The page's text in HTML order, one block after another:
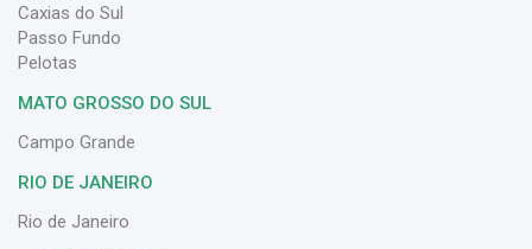
Caxias do Sul
Passo Fundo
Pelotas
MATO GROSSO DO SUL
Campo Grande
RIO DE JANEIRO
Rio de Janeiro